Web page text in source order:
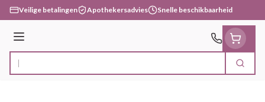
Ga naar de inhoud
Veilige betalingen Apothekersadvies Snelle beschikbaarheid
Menu
Product, merk, categorie... Zoek